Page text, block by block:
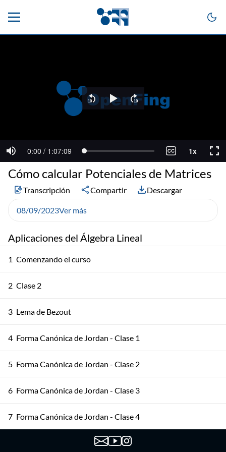
Aplicaciones del Álgebra Lineal
1 Comenzando el curso
2 Clase 2
3 Lema de Bezout
4 Forma Canónica de Jordan - Clase 1
5 Forma Canónica de Jordan - Clase 2
6 Forma Canónica de Jordan - Clase 3
7 Forma Canónica de Jordan - Clase 4
Cómo calcular Potenciales de Matrices
Transcripción Compartir Descargar
08/09/2023Ver más